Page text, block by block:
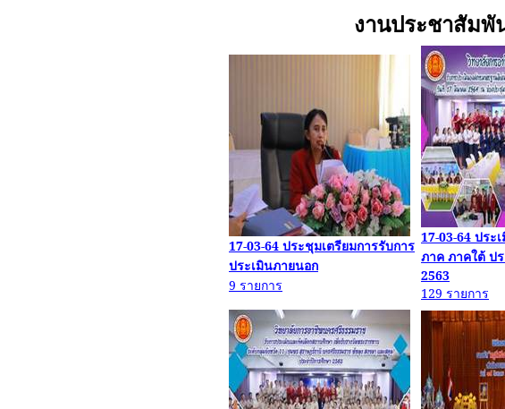
งานประชาสัมพั
17-03-64 ประชุมเตรียมการรับการ
ประเมินภายนอก
9 รายการ
17-03-64 ประ
ภาค ภาคใต้ ป
2563
129 รายการ